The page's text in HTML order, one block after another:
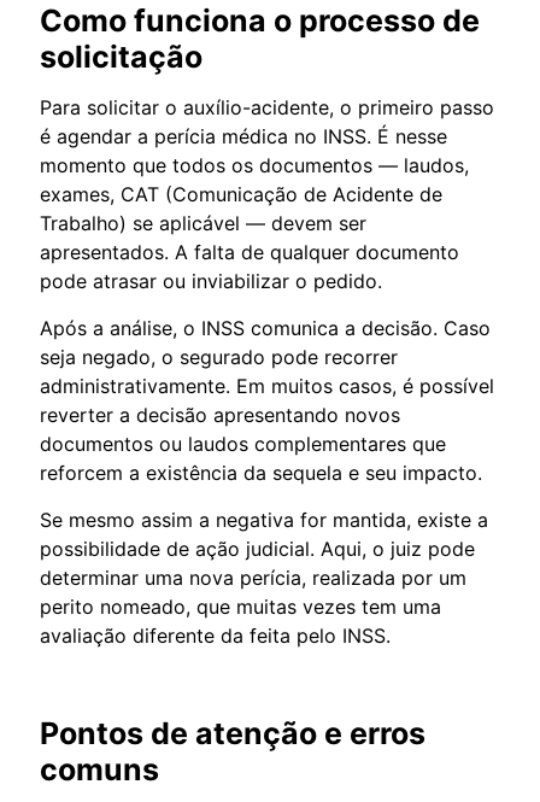
Como funciona o processo de
solicitação
Para solicitar o auxílio-acidente, o primeiro passo
é agendar a perícia médica no INSS. É nesse
momento que todos os documentos — laudos,
exames, CAT (Comunicação de Acidente de
Trabalho) se aplicável — devem ser
apresentados. A falta de qualquer documento
pode atrasar ou inviabilizar o pedido.
Após a análise, o INSS comunica a decisão. Caso
seja negado, o segurado pode recorrer
administrativamente. Em muitos casos, é possível
reverter a decisão apresentando novos
documentos ou laudos complementares que
reforcem a existência da sequela e seu impacto.
Se mesmo assim a negativa for mantida, existe a
possibilidade de ação judicial. Aqui, o juiz pode
determinar uma nova perícia, realizada por um
perito nomeado, que muitas vezes tem uma
avaliação diferente da feita pelo INSS.
Pontos de atenção e erros
comuns